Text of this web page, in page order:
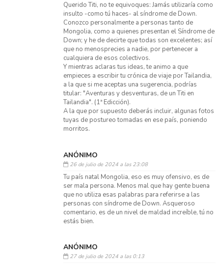
Querido Titi, no te equivoques: Jamás utilizaría como
insulto -como tú haces- al síndrome de Down.
Conozco personalmente a personas tanto de
Mongolia, como a quienes presentan el Síndrome de
Down; y he de decirte que todas son excelentes; así
que no menosprecies a nadie, por pertenecer a
cualquiera de esos colectivos.
Y mientras aclaras tus ideas, te animo a que
empieces a escribir tu crónica de viaje por Tailandia,
a la que si me aceptas una sugerencia, podrías
titular: "Aventuras y desventuras, de un Titi en
Tailandia". (1ª Edicción).
A la que por supuesto deberás incluir, algunas fotos
tuyas de postureo tomadas en ese país, poniendo
morritos.
ANÓNIMO
26 de julio de 2024 a las 23:08
Tu país natal Mongolia, eso es muy ofensivo, es de
ser mala persona. Menos mal que hay gente buena
que no utiliza esas palabras para referirse a las
personas con síndrome de Down. Asqueroso
comentario, es de un nivel de maldad increíble, tú no
estás bien.
ANÓNIMO
27 de julio de 2024 a las 0:13